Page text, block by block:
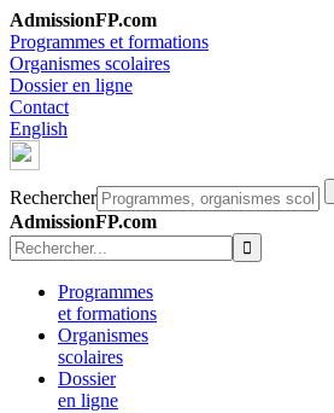
AdmissionFP.com
Programmes et formations
Organismes scolaires
Dossier en ligne
Contact
English
Rechercher
AdmissionFP.com
Programmes
et formations
Organismes
scolaires
Dossier
en ligne